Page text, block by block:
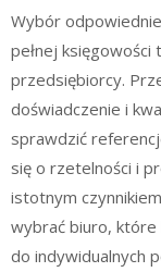
Wybór
pełnej księgowości
przedsiębiorcy.
doświadczenie i
sprawdzić
się o rzetelności i
istotnym
wybrać biuro, które
do indywidualnych